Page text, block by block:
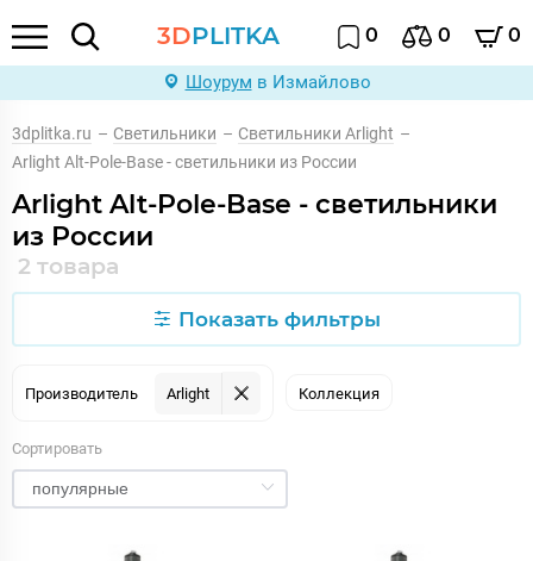
3DPLITKA 0 0 0
Шоурум в Измайлово
3dplitka.ru – Светильники – Светильники Arlight –
Arlight Alt-Pole-Base - светильники из России
Arlight Alt-Pole-Base - светильники
из России
2 товара
Показать фильтры
Производитель Arlight Коллекция
Сортировать